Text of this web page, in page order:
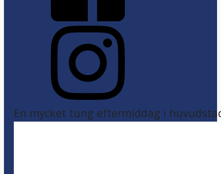
En mycket tung eftermiddag i